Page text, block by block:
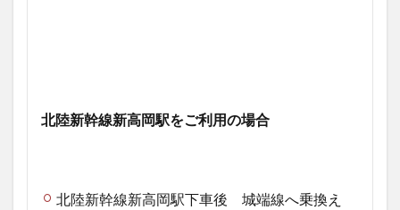
北陸新幹線新高岡駅をご利用の場合
北陸新幹線新高岡駅下車後 城端線へ乗換え